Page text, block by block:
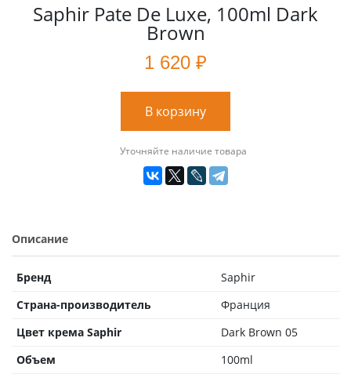
Saphir Pate De Luxe, 100ml Dark
Brown
1 620 ₽
В корзину
Уточняйте наличие товара
Описание
Бренд
Saphir
Страна-производитель
Франция
Цвет крема Saphir
Dark Brown 05
Объем
100ml